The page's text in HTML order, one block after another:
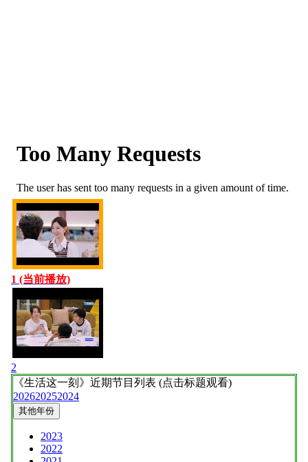
1 (当前播放)
2
《生活这一刻》 近期节目列表 (点击标题观看)
202620252024
其他年份
2023
2022